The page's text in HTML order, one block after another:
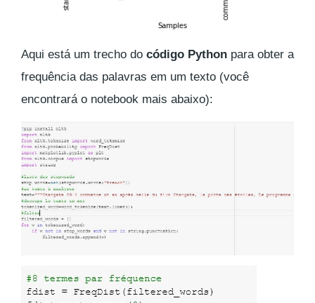
Aqui está um trecho do código Python para obter a
frequência das palavras em um texto (você
encontrará o notebook mais abaixo):